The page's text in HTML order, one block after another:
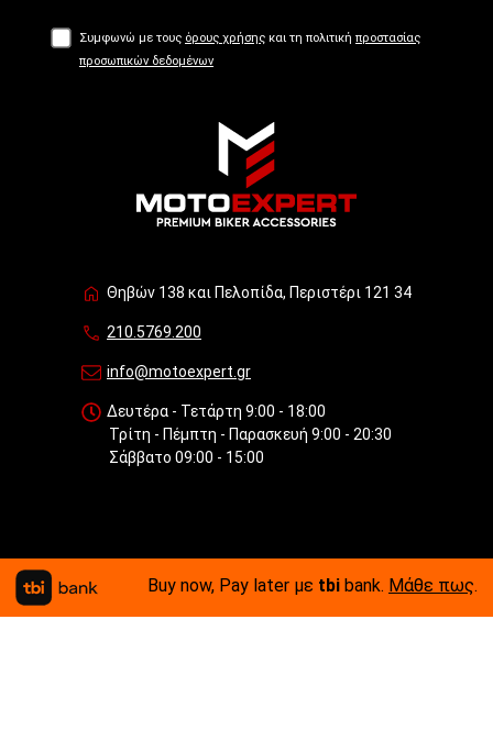
Συμφωνώ με τους όρους χρήσης και τη πολιτική προστασίας
προσωπικών δεδομένων
Θηβών 138 και Πελοπίδα, Περιστέρι 121 34
210.5769.200
info@motoexpert.gr
Δευτέρα - Τετάρτη 9:00 - 18:00
Τρίτη - Πέμπτη - Παρασκευή 9:00 - 20:30
Σάββατο 09:00 - 15:00
Buy now, Pay later με tbi bank. Μάθε πως.